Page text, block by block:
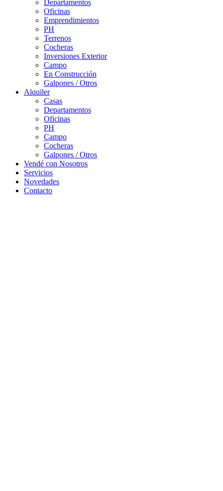
Departamentos
Oficinas
Emprendimientos
PH
Terrenos
Cocheras
Inversiones Exterior
Campo
En Construcción
Galpones / Otros
Alquiler
Casas
Departamentos
Oficinas
PH
Campo
Cocheras
Galpones / Otros
Vendé con Nosotros
Servicios
Novedades
Contacto